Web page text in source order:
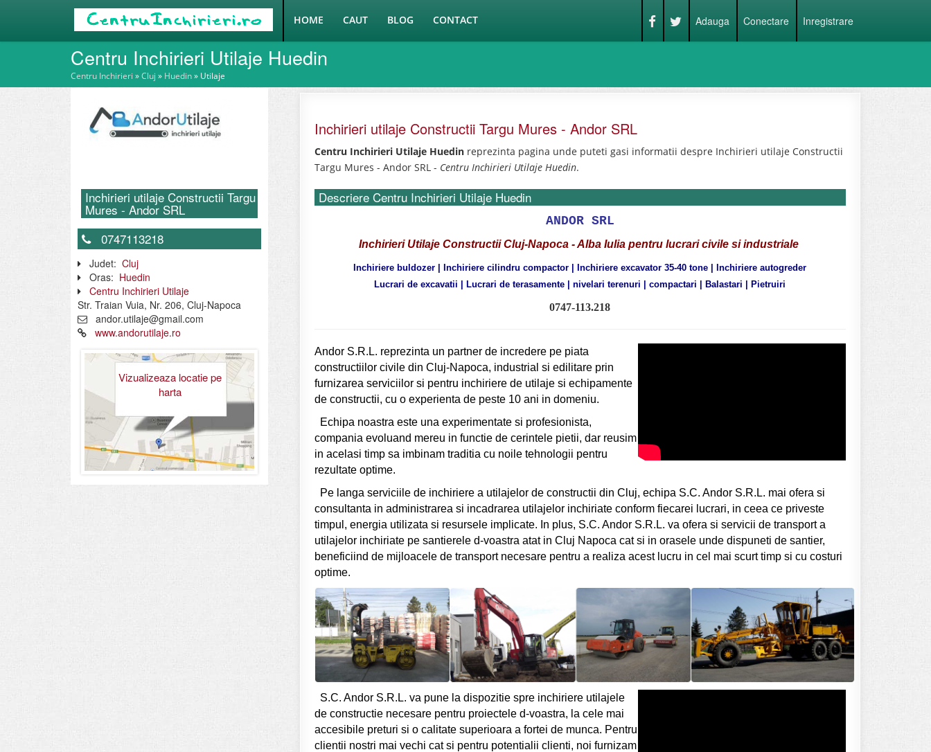
Adauga Conectare Inregistrare
HOME CAUT BLOG CONTACT
Centru Inchirieri Utilaje Huedin
Centru Inchirieri »Cluj » Huedin» Utilaje
Inchirieri utilaje Constructii Targu
Mures - Andor SRL
0747113218
Judet: Cluj
Oras: Huedin
Centru Inchirieri Utilaje
Str. Traian Vuia, Nr. 206, Cluj-Napoca
andor.utilaje@gmail.com
www.andorutilaje.ro
Vizualizeaza locatie pe
harta
Inchirieri utilaje Constructii Targu Mures - Andor SRL
Centru Inchirieri Utilaje Huedinreprezinta pagina unde puteti gasi informatii despre Inchirieri utilaje Constructii
Targu Mures - Andor SRL - Centru Inchirieri Utilaje Huedin.
Descriere Centru Inchirieri Utilaje Huedin
ANDOR SRL
Inchirieri Utilaje ConstructiiCluj-Napoca - Alba Iulia pentru lucrari civile si industriale
Inchiriere buldozer | Inchiriere cilindru compactor | Inchiriere excavator 35-40 tone | Inchiriere autogreder
Lucrari de excavatii | Lucrari de terasamente | nivelari terenuri | compactari | Balastari | Pietruiri
0747-113.218
Andor S.R.L. reprezinta un partner de incredere pe piata
constructiilor civile din Cluj-Napoca, industrial si edilitare prin
furnizarea serviciilor si pentru inchiriere de utilaje si echipamente
de constructii, cu o experienta de peste 10 ani in domeniu.
Echipa noastra este una experimentate si profesionista,
compania evoluand mereu in functie de cerintele pietii, dar reusim
in acelasi timp sa imbinam traditia cu noile tehnologii pentru
rezultate optime.
Pe langa serviciile de inchiriere a utilajelor de constructii din Cluj, echipa S.C. Andor S.R.L. mai ofera si
consultanta in administrarea si incadrarea utilajelor inchiriate conform fiecarei lucrari, in ceea ce priveste
timpul, energia utilizata si resursele implicate. In plus, S.C. Andor S.R.L. va ofera si servicii de transport a
utilajelor inchiriate pe santierele d-voastra atat in Cluj Napoca cat si in orasele unde dispuneti de santier,
beneficiind de mijloacele de transport necesare pentru a realiza acest lucru in cel mai scurt timp si cu costuri
optime.
S.C. Andor S.R.L. va pune la dispozitie spre inchiriere utilajele
de constructie necesare pentru proiectele d-voastra, la cele mai
accesibile preturi si o calitate superioara a fortei de munca. Pentru
clientii nostri mai vechi cat si pentru potentialii clienti, noi furnizam